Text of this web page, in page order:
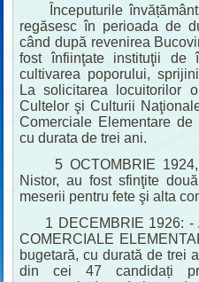
Începuturile
regăsesc în perioada de
când după revenirea
fost înfiinţate instituţii de
cultivarea poporului,
La solicitarea locuitorilor
Cultelor şi Culturii
Comerciale Elementare
cu durata de trei ani.
5 OCTOMBRIE 1924,
Nistor, au fost sfinţite
meserii pentru fete şi alta
1 DECEMBRIE 1926: -
COMERCIALE
bugetară, cu durată de trei
din cei 47 candidați